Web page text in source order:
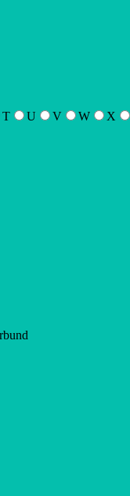
T U V W X